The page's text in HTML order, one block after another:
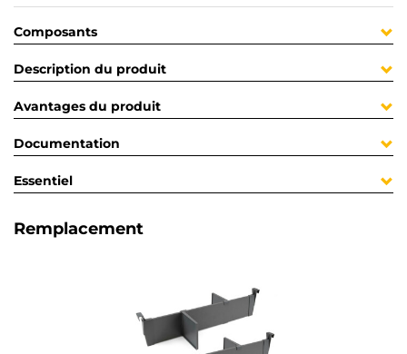
Composants
Description du produit
Avantages du produit
Documentation
Essentiel
Remplacement